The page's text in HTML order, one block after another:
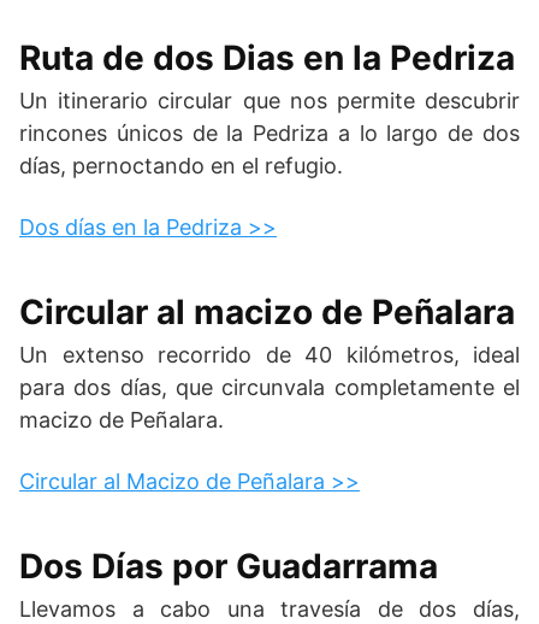
Ruta de dos Dias en la Pedriza
Un itinerario circular que nos permite descubrir
rincones únicos de la Pedriza a lo largo de dos
días, pernoctando en el refugio.
Dos días en la Pedriza >>
Circular al macizo de Peñalara
Un extenso recorrido de 40 kilómetros, ideal
para dos días, que circunvala completamente el
macizo de Peñalara.
Circular al Macizo de Peñalara >>
Dos Días por Guadarrama
Llevamos a cabo una travesía de dos días,